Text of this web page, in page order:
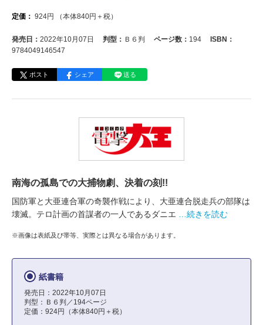
定価： 924円 （本体840円＋税）
発売日： 2022年10月07日 判型： Ｂ６判 ページ数： 194
ISBN：
9784049146547
ポスト シェア 送る
南海の孤島での大捕物劇、決着の刻!!
国防軍と大亜連合軍の奇襲作戦により、大亜連合脱走兵の部隊は
壊滅。テロ計画の首謀者の一人であるダニエ
…続きを読む
※画像は表紙及び帯等、実際とは異なる場合があります。
紙書籍
発売日：2022年10月07日
判型：Ｂ６判／194ページ
定価：924円（本体840円＋税）